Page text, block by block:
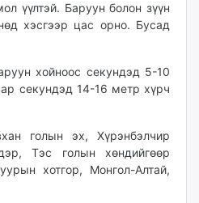
үүлтэй. Баруун болон зүүн
хэсгээр цас орно. Бусад
хойноос секундэд 5-10
секундэд 14-16 метр хүрч
голын эх, Хүрэнбэлчир
Тэс голын хөндийгөөр
хотгор, Монгол-Алтай,